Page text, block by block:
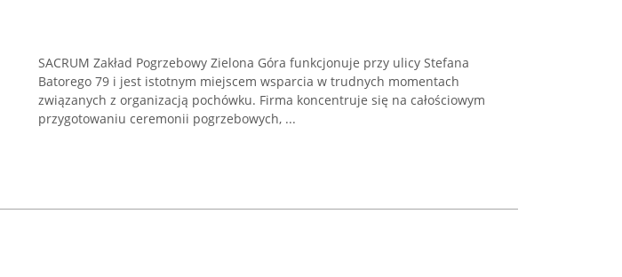
SACRUM Zakład Pogrzebowy Zielona Góra funkcjonuje przy ulicy Stefana
Batorego 79 i jest istotnym miejscem wsparcia w trudnych momentach
związanych z organizacją pochówku. Firma koncentruje się na całościowym
przygotowaniu ceremonii pogrzebowych, ...